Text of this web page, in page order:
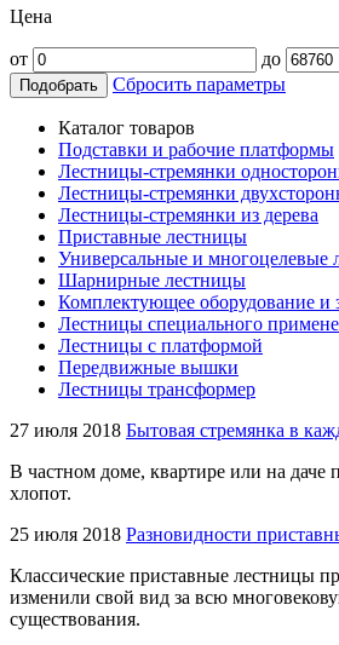
Цена
от до
Подобрать Сбросить параметры
Каталог товаров
Подставки и рабочие платформы
Лестницы-стремянки
Лестницы-стремянки
Лестницы-стремянки из дерева
Приставные лестницы
Универсальные и многоцелевые
Шарнирные лестницы
Комплектующее оборудование и
Лестницы специального
Лестницы с платформой
Передвижные вышки
Лестницы трансформер
27 июля 2018 Бытовая стремянка в
В частном доме, квартире или на даче
хлопот.
25 июля 2018 Разновидности
Классические приставные лестницы
изменили свой вид за всю
существования.